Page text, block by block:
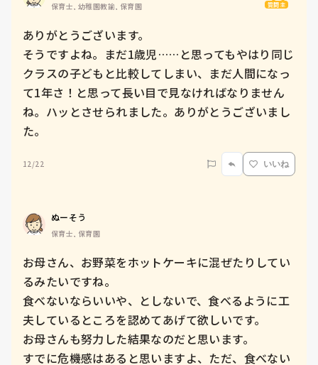
保育士, 幼稚園教諭, 保育園 質問主
ありがとうございます。
そうですよね。まだ1歳児……と思ってもやはり同じ
クラスの子どもと比較してしまい、まだ人間になっ
て1年さ！と思って長い目で見なければなりません
ね。ハッとさせられました。ありがとうございまし
た。
12/22 いいね
ぬーそう
保育士, 保育園
お母さん、お野菜をホットケーキに混ぜたりしてい
るみたいですね。
食べないならいいや、としないで、食べるように工
夫しているところを認めてあげて欲しいです。
お母さんも努力した結果なのだと思います。
すでに危機感はあると思いますよ、ただ、食べない